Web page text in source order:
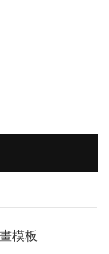
模板